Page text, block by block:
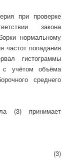
при проверке
закона
нормальному
частот попадания
гистограммы
с учётом объёма
среднего
(3) принимает